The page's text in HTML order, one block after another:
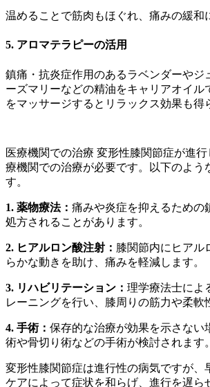
温めることで筋肉もほぐれ、痛みの緩和
5. アロマテラピーの活用
鎮痛・抗炎症作用のあるラベンダーやジ
ーズマリーなどの精油をキャリアオイル
をマッサージするとリラックス効果も得
医療機関での治療 変形性膝関節症が進
療機関での治療が必要です。以下のよう
す。
1. 薬物療法： 痛みや炎症を抑えるための
処方されることがあります。
2. ヒアルロン酸注射： 膝関節内にヒアル
らかな動きを助け、痛みを軽減します。
3. リハビリテーション： 理学療法士によ
レーニングを行い、膝周りの筋力や柔軟
4. 手術： 保存的な治療が効果を示さない
術や骨切り術などの手術が検討されます。
変形性膝関節症は進行性の病気ですが、
ケアによって症状を和らげ、進行を遅ら